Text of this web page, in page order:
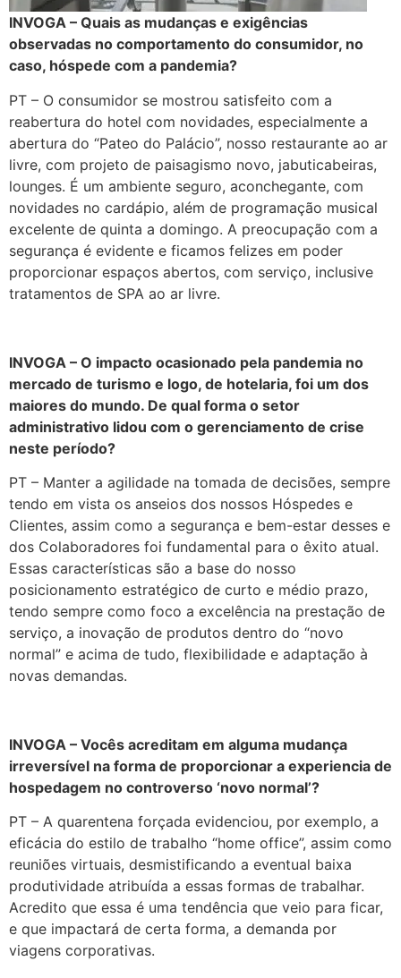
INVOGA – Quais as mudanças e exigências
observadas no comportamento do consumidor, no
caso, hóspede com a pandemia?
PT – O consumidor se mostrou satisfeito com a
reabertura do hotel com novidades, especialmente a
abertura do “Pateo do Palácio”, nosso restaurante ao ar
livre, com projeto de paisagismo novo, jabuticabeiras,
lounges. É um ambiente seguro, aconchegante, com
novidades no cardápio, além de programação musical
excelente de quinta a domingo. A preocupação com a
segurança é evidente e ficamos felizes em poder
proporcionar espaços abertos, com serviço, inclusive
tratamentos de SPA ao ar livre.
INVOGA – O impacto ocasionado pela pandemia no
mercado de turismo e logo, de hotelaria, foi um dos
maiores do mundo. De qual forma o setor
administrativo lidou com o gerenciamento de crise
neste período?
PT – Manter a agilidade na tomada de decisões, sempre
tendo em vista os anseios dos nossos Hóspedes e
Clientes, assim como a segurança e bem-estar desses e
dos Colaboradores foi fundamental para o êxito atual.
Essas características são a base do nosso
posicionamento estratégico de curto e médio prazo,
tendo sempre como foco a excelência na prestação de
serviço, a inovação de produtos dentro do “novo
normal” e acima de tudo, flexibilidade e adaptação à
novas demandas.
INVOGA – Vocês acreditam em alguma mudança
irreversível na forma de proporcionar a experiencia de
hospedagem no controverso ‘novo normal’?
PT – A quarentena forçada evidenciou, por exemplo, a
eficácia do estilo de trabalho “home office”, assim como
reuniões virtuais, desmistificando a eventual baixa
produtividade atribuída a essas formas de trabalhar.
Acredito que essa é uma tendência que veio para ficar,
e que impactará de certa forma, a demanda por
viagens corporativas.